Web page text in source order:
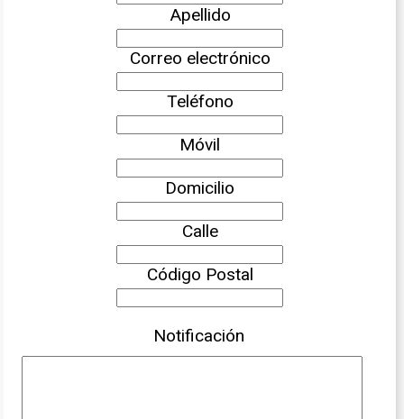
Apellido
Correo electrónico
Teléfono
Móvil
Domicilio
Calle
Código Postal
Notificación